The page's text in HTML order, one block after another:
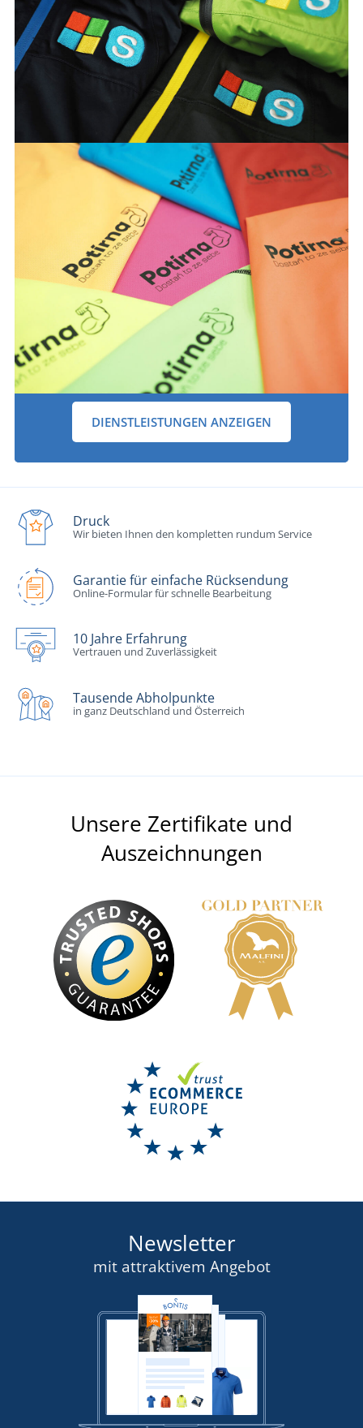
DIENSTLEISTUNGEN ANZEIGEN
Druck
Wir bieten Ihnen den kompletten rundum Service
Garantie für einfache Rücksendung
Online-Formular für schnelle Bearbeitung
10 Jahre Erfahrung
Vertrauen und Zuverlässigkeit
Tausende Abholpunkte
in ganz Deutschland und Österreich
Unsere Zertifikate und
Auszeichnungen
Newsletter
mit attraktivem Angebot